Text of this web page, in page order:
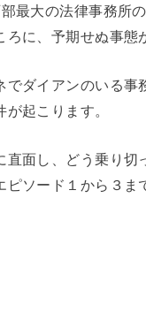
最大の法律事務所
に、予期せぬ事態
ダイアンのいる事
起こります。
面し、どう乗り切
ソード１から３ま